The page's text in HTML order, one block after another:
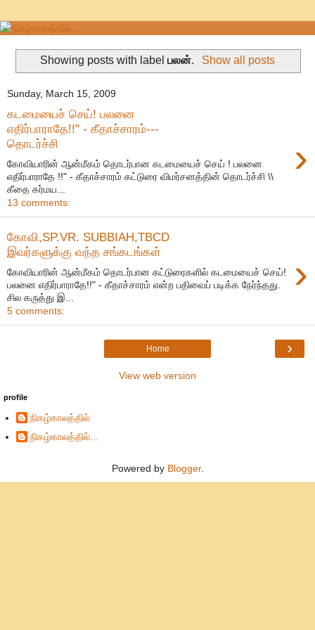
Showing posts with labelபலன். Show all posts
Sunday, March 15, 2009
கடமையைச் செய்! பலனை
எதிர்பாராதே!!" - கீதாச்சாரம்---
தொடர்ச்சி
›
கோவியாரின் ஆன்மீகம் தொடர்பான கடமையைச் செய் ! பலனை
எதிர்பாராதே !!" - கீதாச்சாரம் கட்டுரை விமர்சனத்தின் தொடர்ச்சி \\
கீதை கர்மய...
13 comments:
கோவி,SP.VR. SUBBIAH,TBCD
இவர்களுக்கு வந்த சங்கடங்கள்
›
கோவியாரின் ஆன்மீகம் தொடர்பான கட்டுரைகளில் கடமையைச் செய்!
பலனை எதிர்பாராதே!!" - கீதாச்சாரம் என்ற பதிவைப் படிக்க நேர்ந்தது.
சில கருத்து இ...
5 comments:
›
Home
View web version
profile
நிகழ்காலத்தில்
நிகழ்காலத்தில்...
Powered by Blogger.